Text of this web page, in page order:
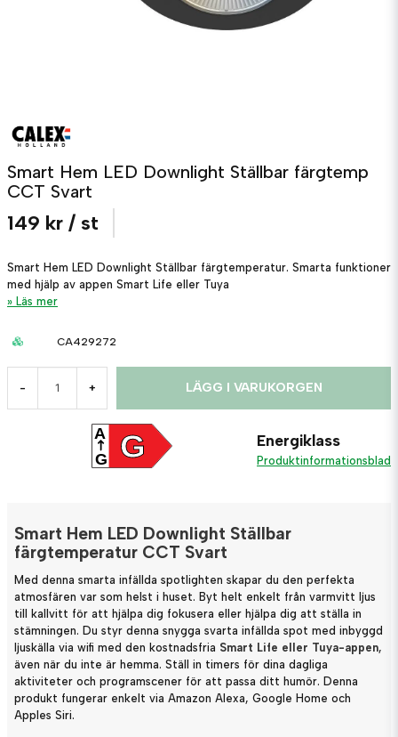
Smart Hem LED Downlight Ställbar färgtemp
CCT Svart
149 kr / st
Smart Hem LED Downlight Ställbar färgtemperatur. Smarta funktioner
med hjälp av appen Smart Life eller Tuya
Läs mer
CA429272
- + LÄGG I VARUKORGEN
G
A
G
Energiklass
Produktinformationsblad
Smart Hem LED Downlight Ställbar
färgtemperatur CCT Svart
Med denna smarta infällda spotlighten skapar du den perfekta
atmosfären var som helst i huset. Byt helt enkelt från varmvitt ljus
till kallvitt för att hjälpa dig fokusera eller hjälpa dig att ställa in
stämningen. Du styr denna snygga svarta infällda spot med inbyggd
ljuskälla via wifi med den kostnadsfria Smart Life eller Tuya-appen,
även när du inte är hemma. Ställ in timers för dina dagliga
aktiviteter och programscener för att passa ditt humör. Denna
produkt fungerar enkelt via Amazon Alexa, Google Home och
Apples Siri.